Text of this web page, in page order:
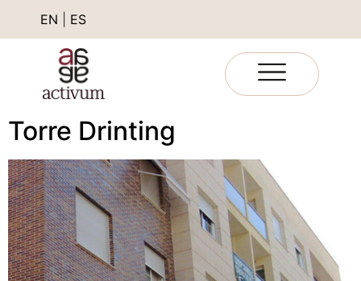
EN ES
Torre Drinting